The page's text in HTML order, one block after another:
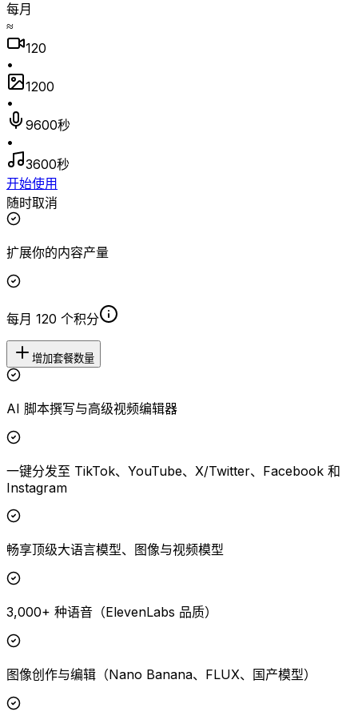
每月
≈
120
•
1200
•
9600秒
•
3600秒
开始使用
随时取消
扩展你的内容产量
每月 120 个积分
增加套餐数量
AI 脚本撰写与高级视频编辑器
一键分发至 TikTok、YouTube、X/Twitter、Facebook 和
Instagram
畅享顶级大语言模型、图像与视频模型
3,000+ 种语音（ElevenLabs 品质）
图像创作与编辑（Nano Banana、FLUX、国产模型）